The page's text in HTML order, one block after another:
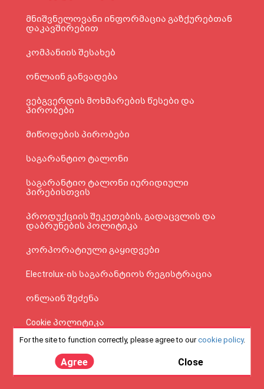
მნიშვნელოვანი ინფორმაცია გაზქურებთან
დაკავშირებით
კომპანიის შესახებ
ონლაინ განვადება
ვებგვერდის მოხმარების წესები და
პირობები
მიწოდების პირობები
საგარანტიო ტალონი
საგარანტიო ტალონი იურიდიული
პირებისთვის
პროდუქციის შეკეთების, გადაცვლის და
დაბრუნების პოლიტიკა
კორპორატიული გაყიდვები
Electrolux-ის საგარანტიოს რეგისტრაცია
ონლაინ შეძენა
Cookie პოლიტიკა
კონფიდენციალობის პოლიტიკა
Tax Free
For the site to function correctly, please agree to ourcookie policy.
Agree Close